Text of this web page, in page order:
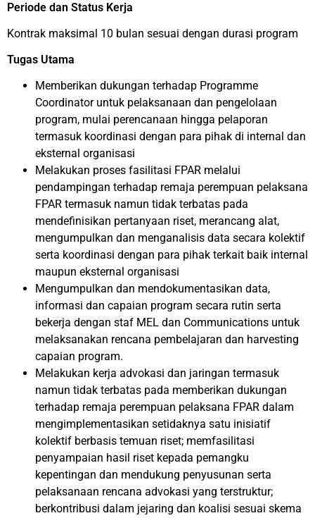
Periode dan Status Kerja
Kontrak maksimal 10 bulan sesuai dengan durasi program
Tugas Utama
Memberikan dukungan terhadap Programme
Coordinator untuk pelaksanaan dan pengelolaan
program, mulai perencanaan hingga pelaporan
termasuk koordinasi dengan para pihak di internal dan
eksternal organisasi
Melakukan proses fasilitasi FPAR melalui
pendampingan terhadap remaja perempuan pelaksana
FPAR termasuk namun tidak terbatas pada
mendefinisikan pertanyaan riset, merancang alat,
mengumpulkan dan menganalisis data secara kolektif
serta koordinasi dengan para pihak terkait baik internal
maupun eksternal organisasi
Mengumpulkan dan mendokumentasikan data,
informasi dan capaian program secara rutin serta
bekerja dengan staf MEL dan Communications untuk
melaksanakan rencana pembelajaran dan harvesting
capaian program.
Melakukan kerja advokasi dan jaringan termasuk
namun tidak terbatas pada memberikan dukungan
terhadap remaja perempuan pelaksana FPAR dalam
mengimplementasikan setidaknya satu inisiatif
kolektif berbasis temuan riset; memfasilitasi
penyampaian hasil riset kepada pemangku
kepentingan dan mendukung penyusunan serta
pelaksanaan rencana advokasi yang terstruktur;
berkontribusi dalam jejaring dan koalisi sesuai skema